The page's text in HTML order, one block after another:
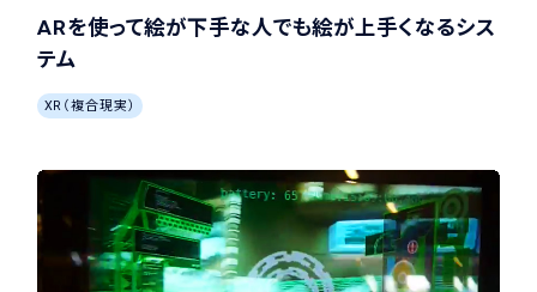
ARを使って絵が下手な人でも絵が上手くなるシス
テム
XR（複合現実）